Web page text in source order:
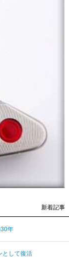
新着記事
年
として復活